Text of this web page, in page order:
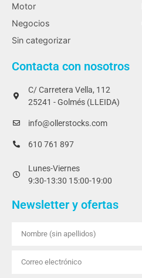
Motor
Negocios
Sin categorizar
Contacta con nosotros
C/ Carretera Vella, 112
25241 - Golmés (LLEIDA)
info@ollerstocks.com
610 761 897
Lunes-Viernes
9:30-13:30 15:00-19:00
Newsletter y ofertas